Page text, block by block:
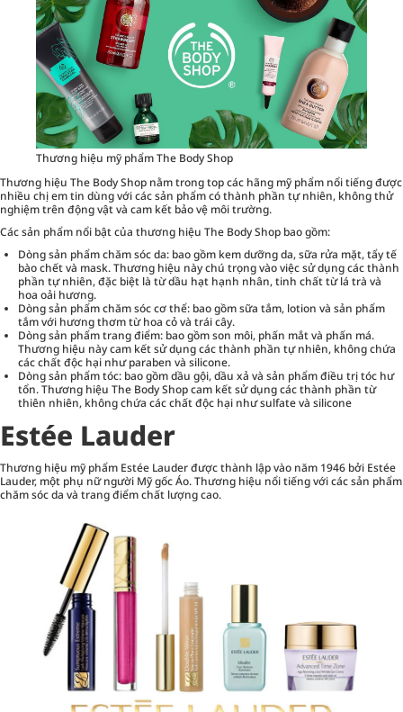
Thương hiệu mỹ phẩm The Body Shop
Thương hiệu The Body Shop nằm trong top các hãng mỹ phẩm nổi tiếng được
nhiều chị em tin dùng với các sản phẩm có thành phần tự nhiên, không thử
nghiệm trên động vật và cam kết bảo vệ môi trường.
Các sản phẩm nổi bật của thương hiệu The Body Shop bao gồm:
Dòng sản phẩm chăm sóc da: bao gồm kem dưỡng da, sữa rửa mặt, tẩy tế
bào chết và mask. Thương hiệu này chú trọng vào việc sử dụng các thành
phần tự nhiên, đặc biệt là từ dầu hạt hạnh nhân, tinh chất từ lá trà và
hoa oải hương.
Dòng sản phẩm chăm sóc cơ thể: bao gồmsữa tắm, lotion và sản phẩm
tắm với hương thơm từ hoa cỏ và trái cây.
Dòng sản phẩm trang điểm: bao gồm son môi, phấn mắt và phấn má.
Thương hiệu này cam kết sử dụng các thành phần tự nhiên, không chứa
các chất độc hại như paraben và silicone.
Dòng sản phẩm tóc: bao gồm dầu gội, dầu xả và sản phẩm điều trị tóc hư
tổn. Thương hiệu The Body Shop cam kết sử dụng các thành phần từ
thiên nhiên, không chứa các chất độc hại như sulfate và silicone
Estée Lauder
Thương hiệu mỹ phẩm Estée Lauder được thành lập vào năm 1946 bởi Estée
Lauder, một phụ nữ người Mỹ gốc Áo. Thương hiệu nổi tiếng với các sản phẩm
chăm sóc da và trang điểm chất lượng cao.